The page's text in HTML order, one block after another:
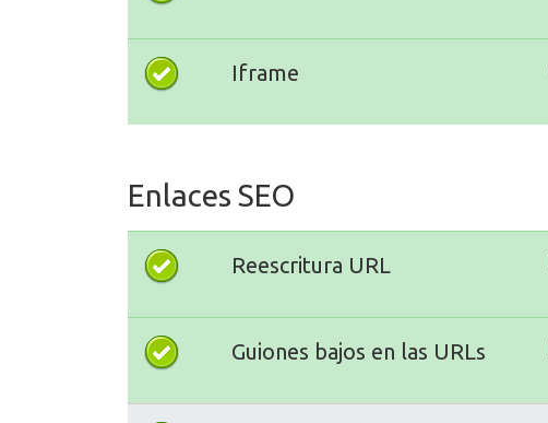
Iframe
Enlaces SEO
Reescritura URL
Guiones bajos en las URLs